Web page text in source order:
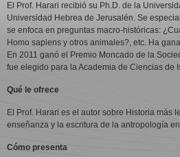
El Prof. Harari recibió su Ph.D. de la
Universidad Hebrea de Jerusalén. Se
se enfoca en preguntas macro-históricas:
Homo sapiens y otros animales?, etc. Ha
En 2011 ganó el Premio Moncado de la
fue elegido para la Academia de Ciencias de
Qué le ofrece
El Prof. Harari es el autor sobre Historia más
enseñanza y la escritura de la antropología
Cómo presenta